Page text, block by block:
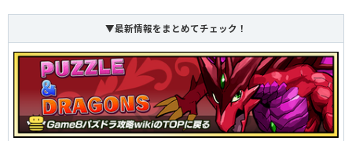
▼最新情報をまとめてチェック！